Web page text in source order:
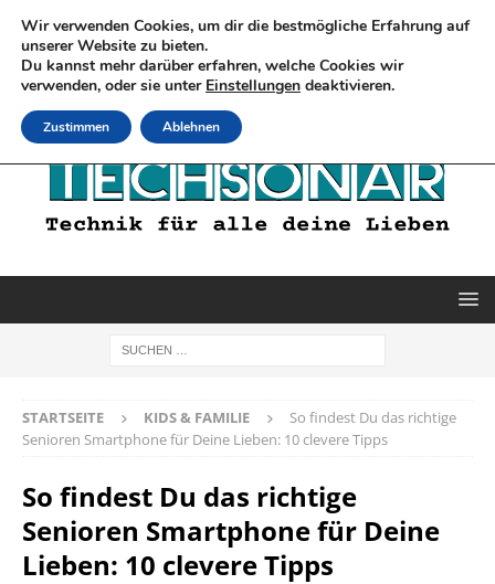
STARTSEITE KIDS & FAMILIE
So findest Du das richtige
Senioren Smartphone für Deine Lieben: 10 clevere Tipps
So findest Du das richtige
Senioren Smartphone für Deine
Lieben: 10 clevere Tipps
Wir verwenden Cookies, um dir die bestmögliche Erfahrung auf
unserer Website zu bieten.
Du kannst mehr darüber erfahren, welche Cookies wir
verwenden, oder sie unter Einstellungen deaktivieren.
Zustimmen Ablehnen